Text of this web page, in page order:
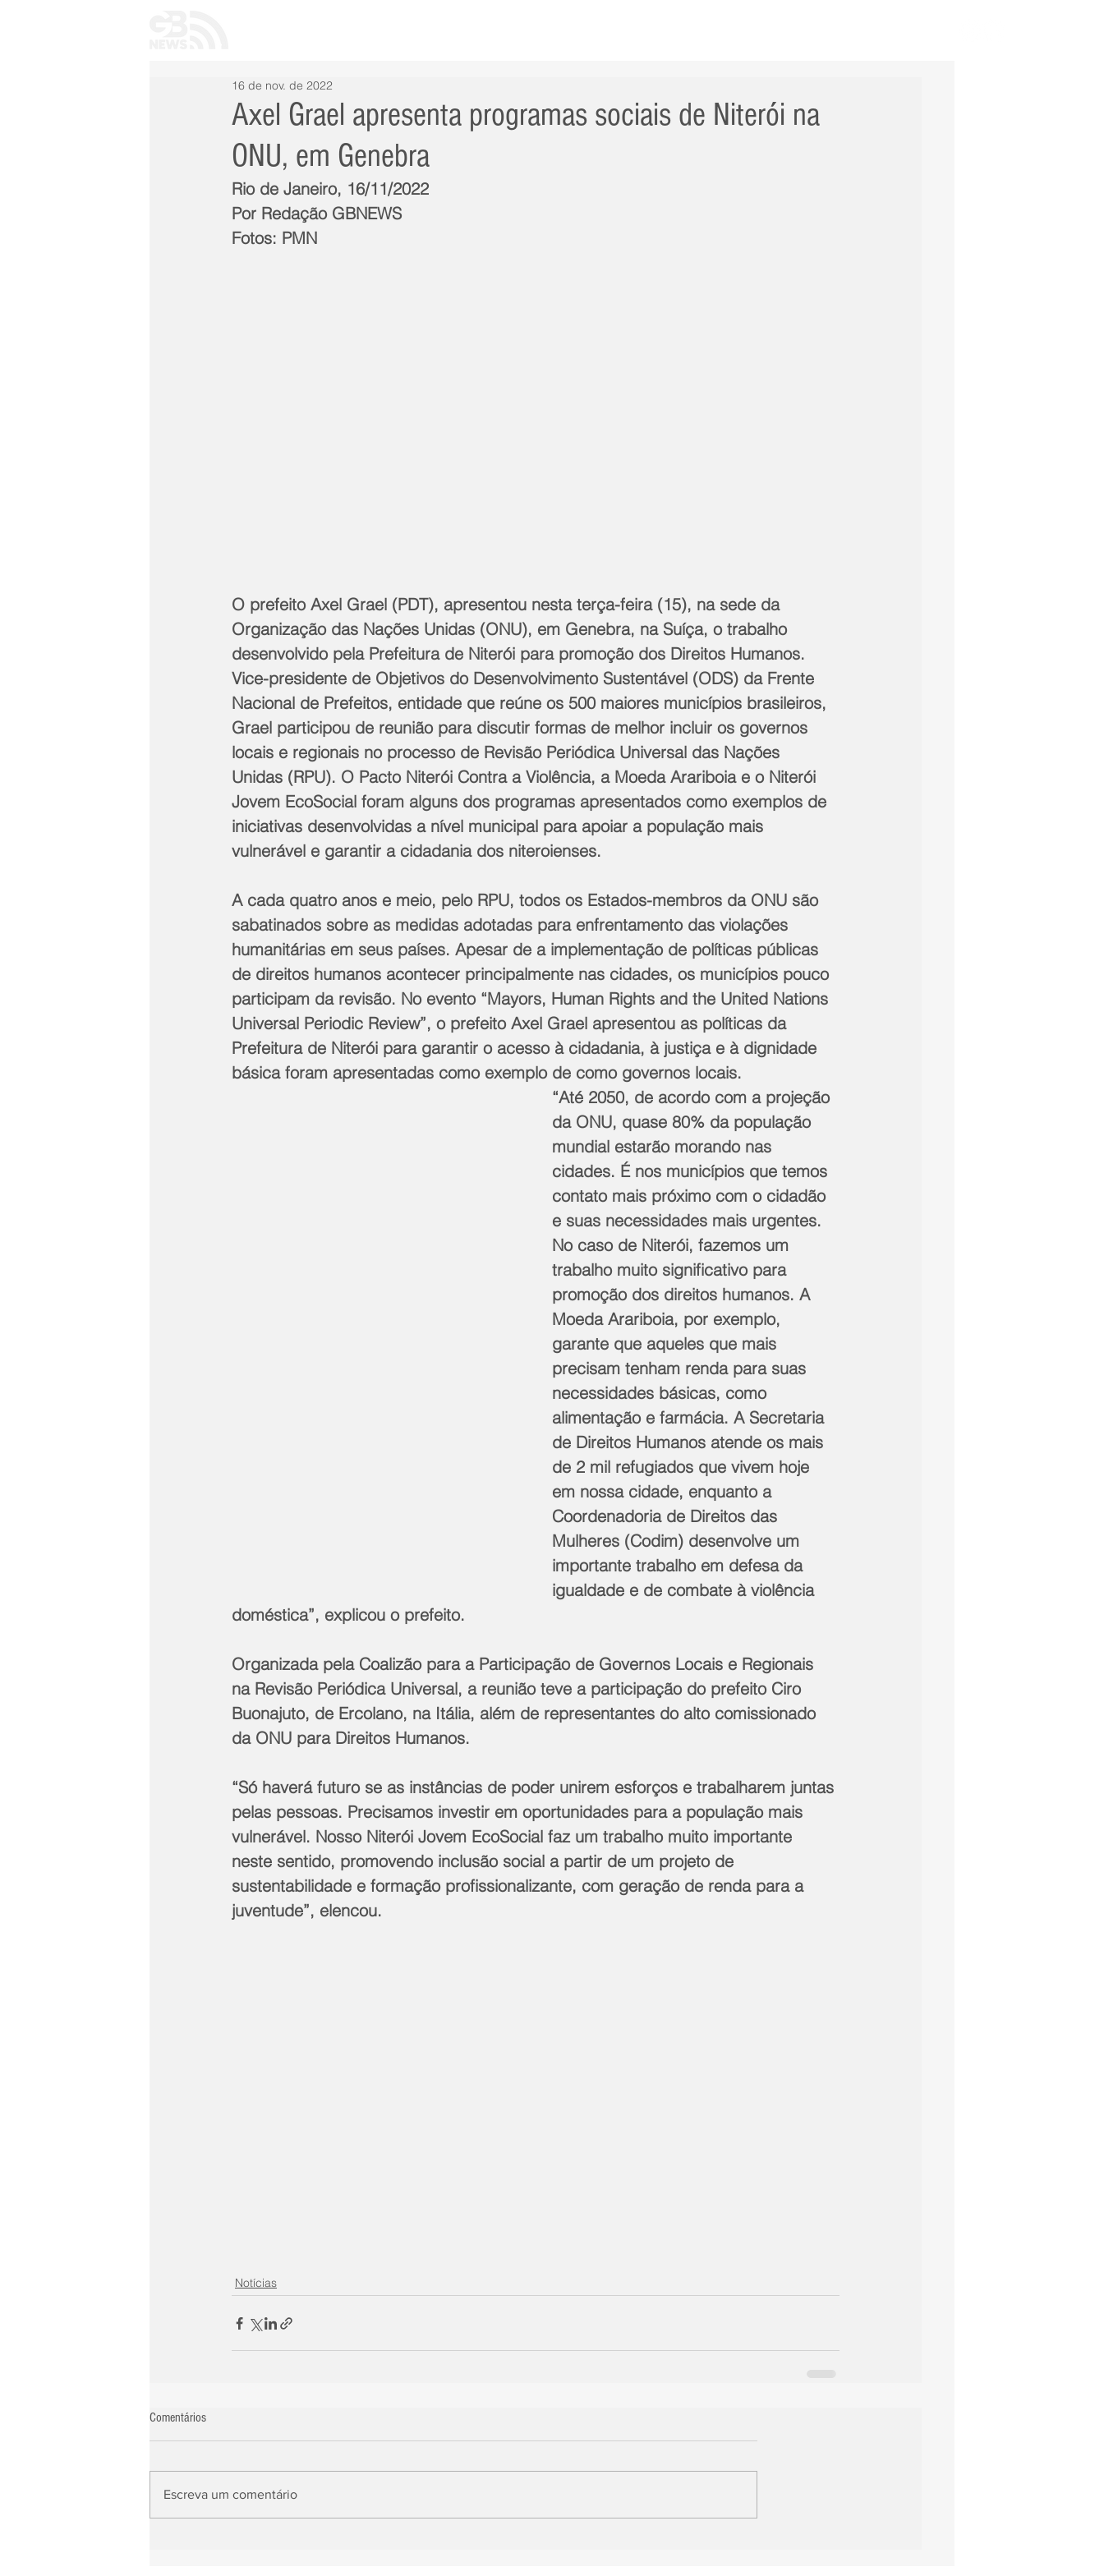
Axel Grael apresenta programas sociais de Niterói na
ONU, em Genebra
16 de nov. de 2022
Rio de Janeiro, 16/11/2022
Por Redação GBNEWS
Fotos: PMN
O prefeito Axel Grael (PDT), apresentou nesta terça-feira (15), na sede da
Organização das Nações Unidas (ONU), em Genebra, na Suíça, o trabalho
desenvolvido pela Prefeitura de Niterói para promoção dos Direitos Humanos.
Vice-presidente de Objetivos do Desenvolvimento Sustentável (ODS) da Frente
Nacional de Prefeitos, entidade que reúne os 500 maiores municípios brasileiros,
Grael participou de reunião para discutir formas de melhor incluir os governos
locais e regionais no processo de Revisão Periódica Universal das Nações
Unidas (RPU). O Pacto Niterói Contra a Violência, a Moeda Arariboia e o Niterói
Jovem EcoSocial foram alguns dos programas apresentados como exemplos de
iniciativas desenvolvidas a nível municipal para apoiar a população mais
vulnerável e garantir a cidadania dos niteroienses.
A cada quatro anos e meio, pelo RPU, todos os Estados-membros da ONU são
sabatinados sobre as medidas adotadas para enfrentamento das violações
humanitárias em seus países. Apesar de a implementação de políticas públicas
de direitos humanos acontecer principalmente nas cidades, os municípios pouco
participam da revisão. No evento “Mayors, Human Rights and the United Nations
Universal Periodic Review”, o prefeito Axel Grael apresentou as políticas da
Prefeitura de Niterói para garantir o acesso à cidadania, à justiça e à dignidade
básica foram apresentadas como exemplo de como governos locais.
“Até 2050, de acordo com a projeção
da ONU, quase 80% da população
mundial estarão morando nas
cidades. É nos municípios que temos
contato mais próximo com o cidadão
e suas necessidades mais urgentes.
No caso de Niterói, fazemos um
trabalho muito significativo para
promoção dos direitos humanos. A
Moeda Arariboia, por exemplo,
garante que aqueles que mais
precisam tenham renda para suas
necessidades básicas, como
alimentação e farmácia. A Secretaria
de Direitos Humanos atende os mais
de 2 mil refugiados que vivem hoje
em nossa cidade, enquanto a
Coordenadoria de Direitos das
Mulheres (Codim) desenvolve um
importante trabalho em defesa da
igualdade e de combate à violência
doméstica”, explicou o prefeito.
Organizada pela Coalizão para a Participação de Governos Locais e Regionais
na Revisão Periódica Universal, a reunião teve a participação do prefeito Ciro
Buonajuto, de Ercolano, na Itália, além de representantes do alto comissionado
da ONU para Direitos Humanos.
“Só haverá futuro se as instâncias de poder unirem esforços e trabalharem juntas
pelas pessoas. Precisamos investir em oportunidades para a população mais
vulnerável. Nosso Niterói Jovem EcoSocial faz um trabalho muito importante
neste sentido, promovendo inclusão social a partir de um projeto de
sustentabilidade e formação profissionalizante, com geração de renda para a
juventude”, elencou.
Notícias
Comentários
Escreva um comentário